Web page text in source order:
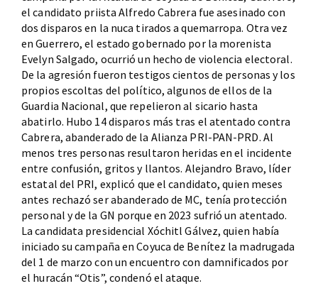
el candidato priista Alfredo Cabrera fue asesinado con
dos disparos en la nuca tirados a quemarropa. Otra vez
en Guerrero, el estado gobernado por la morenista
Evelyn Salgado, ocurrió un hecho de violencia electoral.
De la agresión fueron testigos cientos de personas y los
propios escoltas del político, algunos de ellos de la
Guardia Nacional, que repelieron al sicario hasta
abatirlo. Hubo 14 disparos más tras el atentado contra
Cabrera, abanderado de la Alianza PRI-PAN-PRD. Al
menos tres personas resultaron heridas en el incidente
entre confusión, gritos y llantos. Alejandro Bravo, líder
estatal del PRI, explicó que el candidato, quien meses
antes rechazó ser abanderado de MC, tenía protección
personal y de la GN porque en 2023 sufrió un atentado.
La candidata presidencial Xóchitl Gálvez, quien había
iniciado su campaña en Coyuca de Benítez la madrugada
del 1 de marzo con un encuentro con damnificados por
el huracán “Otis”, condenó el ataque.